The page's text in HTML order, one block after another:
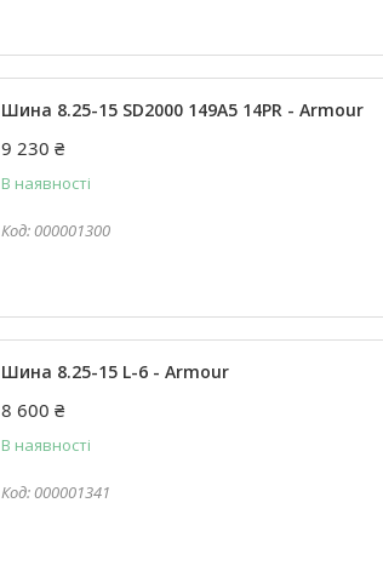
Шина 8.25-15 SD2000 149А5 14PR - Armour
9 230 ₴
В наявності
000001300
Шина 8.25-15 L-6 - Armour
8 600 ₴
В наявності
000001341